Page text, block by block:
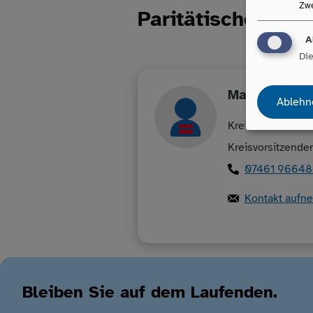
Paritätischer
Marcus Abel
Kreisverband
Kreisvorsitzender
07461
Kontakt
Bleiben Sie auf dem Laufenden.